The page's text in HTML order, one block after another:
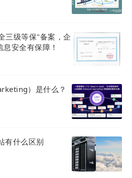
三级等保"备案，企
安全有保障！
）是什么？
有什么区别